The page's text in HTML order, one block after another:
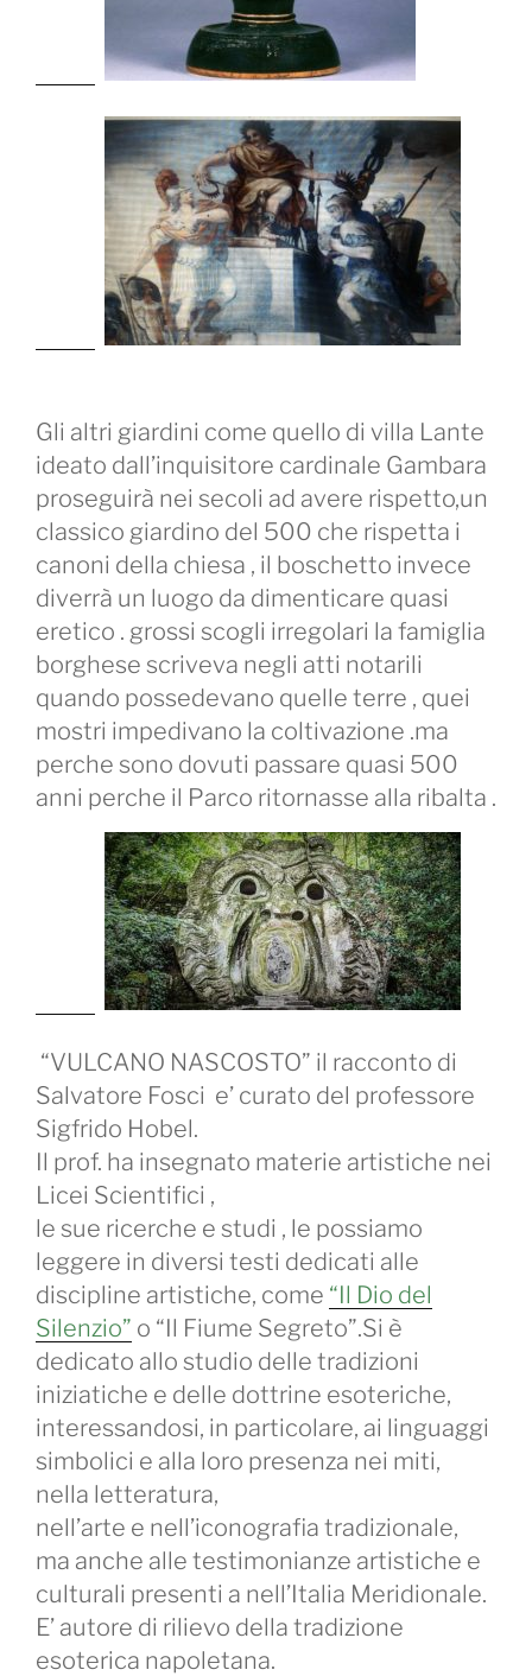
Gli altri giardini come quello di villa Lante
ideato dall’inquisitore cardinale Gambara
proseguirà nei secoli ad avere rispetto,un
classico giardino del 500 che rispetta i
canoni della chiesa , il boschetto invece
diverrà un luogo da dimenticare quasi
eretico . grossi scogli irregolari la famiglia
borghese scriveva negli atti notarili
quando possedevano quelle terre , quei
mostri impedivano la coltivazione .ma
perche sono dovuti passare quasi 500
anni perche il Parco ritornasse alla ribalta .
“VULCANO NASCOSTO” il racconto di
Salvatore Fosci e’ curato del professore
Sigfrido Hobel.
Il prof. ha insegnato materie artistiche nei
Licei Scientifici ,
le sue ricerche e studi , le possiamo
leggere in diversi testi dedicati alle
discipline artistiche, come “Il Dio del
Silenzio” o “Il Fiume Segreto”.Si è
dedicato allo studio delle tradizioni
iniziatiche e delle dottrine esoteriche,
interessandosi, in particolare, ai linguaggi
simbolici e alla loro presenza nei miti,
nella letteratura,
nell’arte e nell’iconografia tradizionale,
ma anche alle testimonianze artistiche e
culturali presenti a nell’Italia Meridionale.
E’ autore di rilievo della tradizione
esoterica napoletana.